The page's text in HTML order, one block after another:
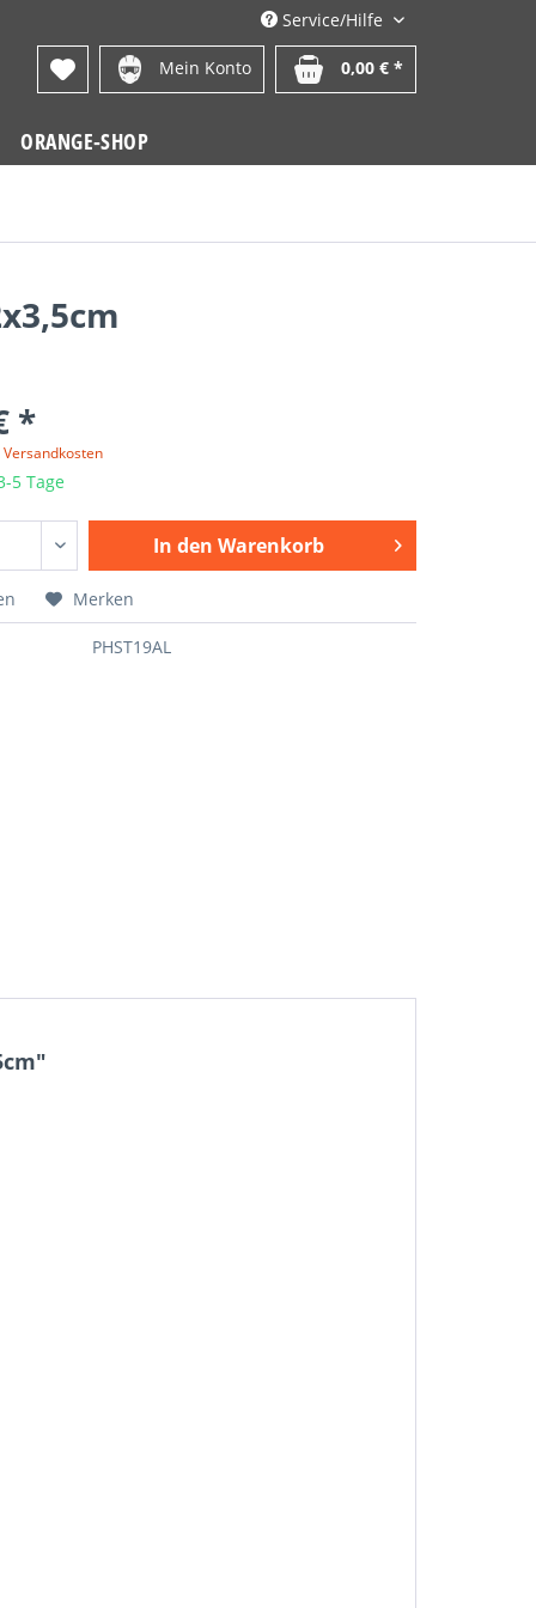
Service/Hilfe
Mein Konto 0,00 € *
ORANGE-SHOP
*
Versandkosten
5 Tage
In den Warenkorb
Merken
PHST19AL